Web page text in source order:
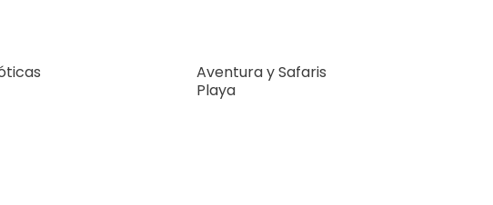
Aventura y Safaris
Playa